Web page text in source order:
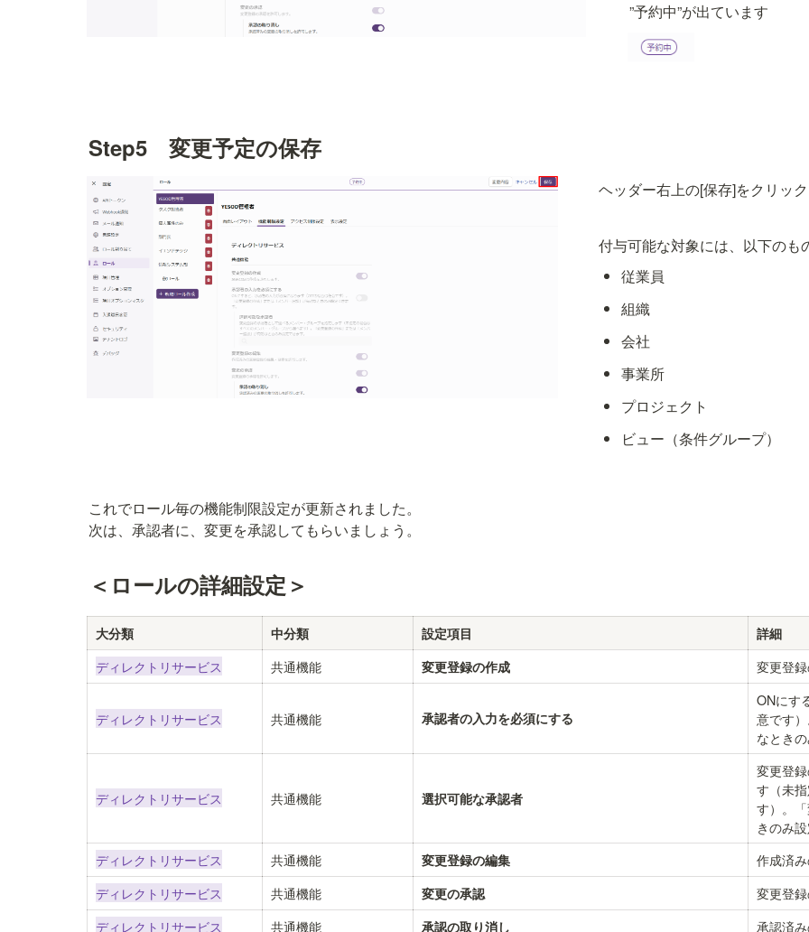
”予約中”が出ています
Step5　変更予定の保存
ヘッダー右上の[保存]をクリック
付与可能な対象には、以下のも
従業員
組織
会社
事業所
プロジェクト
ビュー（条件グループ）
これでロール毎の機能制限設定が更新されました。
次は、承認者に、変更を承認してもらいましょう。
＜ロールの詳細設定＞
大分類 中分類 設定項目 詳細
ディレクトリサービス 共通機能 変更登録の作成 変更登録
ディレクトリサービス 共通機能 承認者の入力を必須にする
ONにす
意です
なときの
ディレクトリサービス 共通機能 選択可能な承認者
変更登
す（未
す）。
きのみ設
ディレクトリサービス
共通機能 変更登録の編集
作成済
ディレクトリサービス
共通機能 変更の承認
変更登録
ディレクトリサービス
共通機能 承認の取り消し 承認済